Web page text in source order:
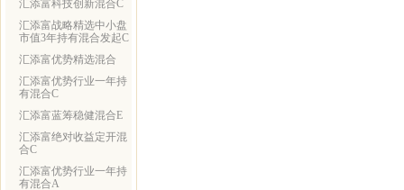
汇添富科技创新混合C
汇添富战略精选中小盘
市值3年持有混合发起C
汇添富优势精选混合
汇添富优势行业一年持
有混合C
汇添富蓝筹稳健混合E
汇添富绝对收益定开混
合C
汇添富优势行业一年持
有混合A